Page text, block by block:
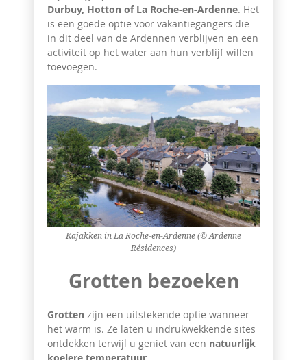
Durbuy, Hotton of La Roche-en-Ardenne. Het
is een goede optie voor vakantiegangers die
in dit deel van de Ardennen verblijven en een
activiteit op het water aan hun verblijf willen
toevoegen.
Kajakken in La Roche-en-Ardenne (© Ardenne
Résidences)
Grotten bezoeken
Grotten zijn een uitstekende optie wanneer
het warm is. Ze laten u indrukwekkende sites
ontdekken terwijl u geniet van een natuurlijk
koelere temperatuur